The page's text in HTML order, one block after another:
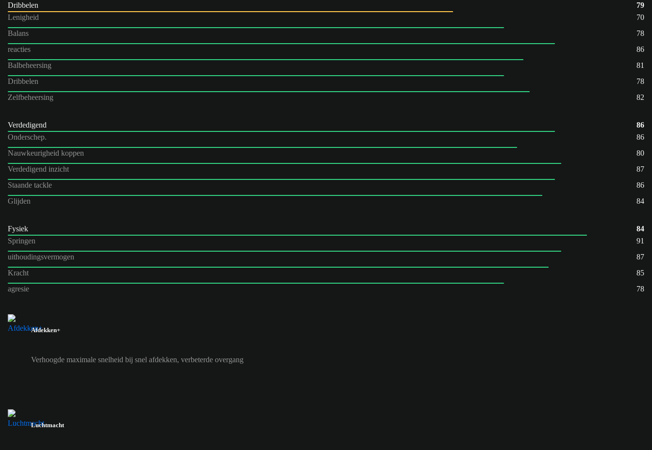
Dribbelen
79
Lenigheid
70
Balans
78
reacties
86
Balbeheersing
81
Dribbelen
78
Zelfbeheersing
82
Verdedigend
86
Onderschep.
86
Nauwkeurigheid koppen
80
Verdedigend inzicht
87
Staande tackle
86
Glijden
84
Fysiek
84
Springen
91
uithoudingsvermogen
87
Kracht
85
agresie
78
Afdekken+
Verhoogde maximale snelheid bij snel afdekken, verbeterde overgang
Luchtmacht